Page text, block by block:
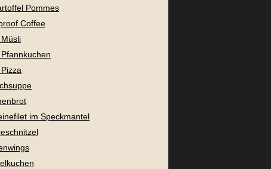
Pommes
Coffee
im Speckmantel